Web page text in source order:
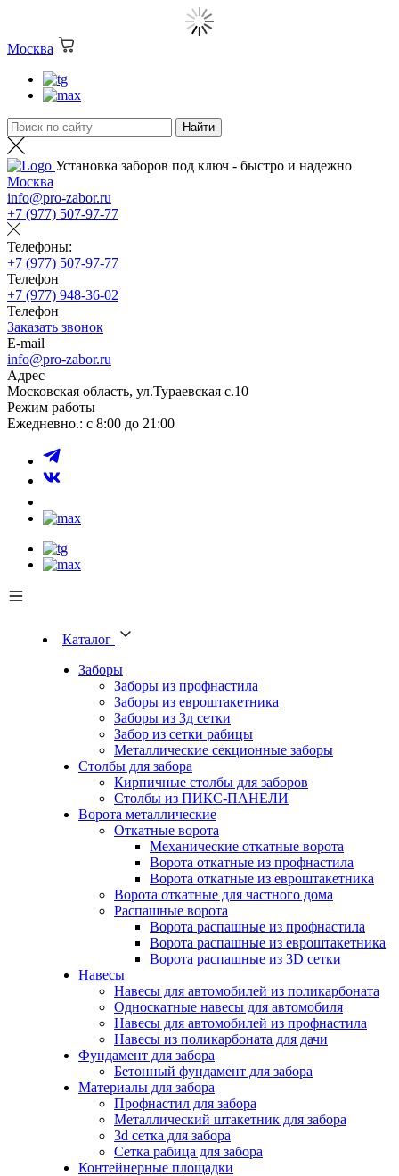
Москва
Установка заборов под ключ - быстро и надежно
Москва
info@pro-zabor.ru
+7 (977) 507-97-77
Телефоны:
+7 (977) 507-97-77
Телефон
+7 (977) 948-36-02
Телефон
Заказать звонок
E-mail
info@pro-zabor.ru
Адрес
Московская область, ул.Тураевская с.10
Режим работы
Ежедневно.: с 8:00 до 21:00
Каталог
Заборы
Заборы из профнастила
Заборы из евроштакетника
Заборы из 3д сетки
Забор из сетки рабицы
Металлические секционные заборы
Столбы для забора
Кирпичные столбы для заборов
Столбы из ПИКС-ПАНЕЛИ
Ворота металлические
Откатные ворота
Механические откатные ворота
Ворота откатные из профнастила
Ворота откатные из евроштакетника
Ворота откатные для частного дома
Распашные ворота
Ворота распашные из профнастила
Ворота распашные из евроштакетника
Ворота распашные из 3D сетки
Навесы
Навесы для автомобилей из поликарбоната
Односкатные навесы для автомобиля
Навесы для автомобилей из профнастила
Навесы из поликарбоната для дачи
Фундамент для забора
Бетонный фундамент для забора
Материалы для забора
Профнастил для забора
Металлический штакетник для забора
3d сетка для забора
Сетка рабица для забора
Контейнерные площадки